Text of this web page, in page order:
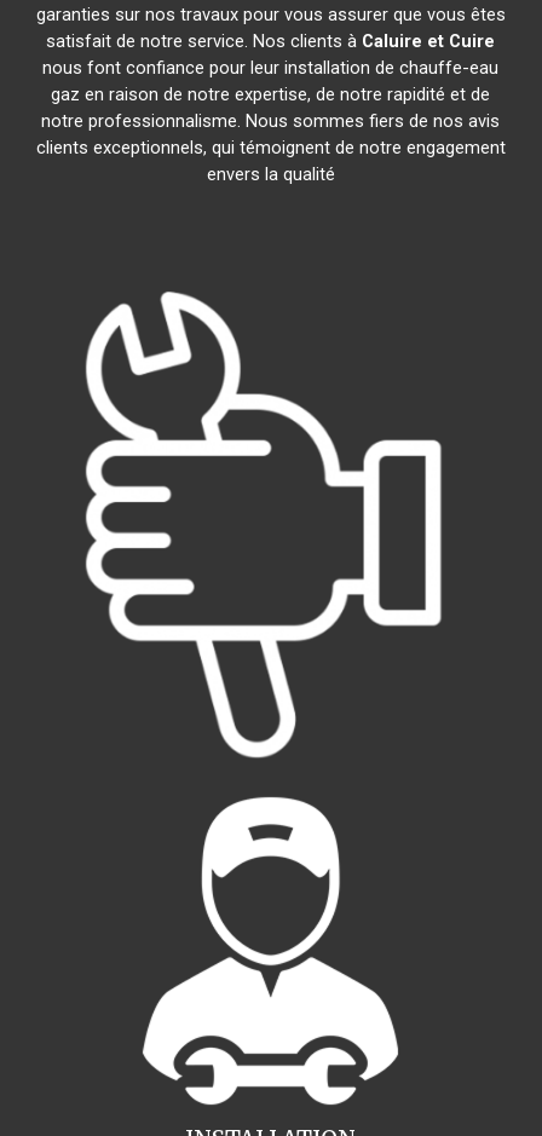
garanties sur nos travaux pour vous assurer que vous êtes
satisfait de notre service. Nos clients à Caluire et Cuire
nous font confiance pour leur installation de chauffe-eau
gaz en raison de notre expertise, de notre rapidité et de
notre professionnalisme. Nous sommes fiers de nos avis
clients exceptionnels, qui témoignent de notre engagement
envers la qualité